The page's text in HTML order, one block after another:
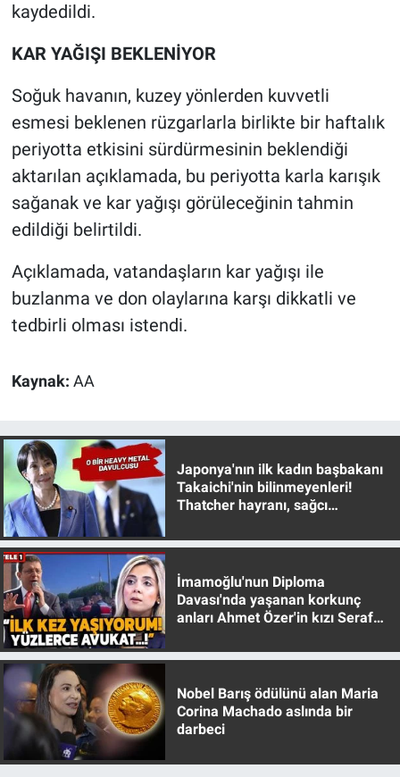
kaydedildi.
KAR YAĞIŞI BEKLENİYOR
Soğuk havanın, kuzey yönlerden kuvvetli
esmesi beklenen rüzgarlarla birlikte bir haftalık
periyotta etkisini sürdürmesinin beklendiği
aktarılan açıklamada, bu periyotta karla karışık
sağanak ve kar yağışı görüleceğinin tahmin
edildiği belirtildi.
Açıklamada, vatandaşların kar yağışı ile
buzlanma ve don olaylarına karşı dikkatli ve
tedbirli olması istendi.
Kaynak: AA
Japonya'nın ilk kadın başbakanı
Takaichi'nin bilinmeyenleri!
Thatcher hayranı, sağcı
İmamoğlu'nun Diploma
Davası'nda yaşanan korkunç
anları Ahmet Özer'in kızı Seraf
Nobel Barış ödülünü alan Maria
Corina Machado aslında bir
darbeci
Sağlık
Spor
Teknoloji
Türkiye'nin Gündemi
Yerel Yaşam
Canlı Yayın